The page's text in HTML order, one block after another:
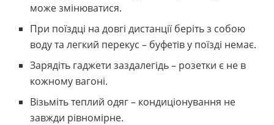
може змінюватися.
При поїздці на довгі дистанції беріть з собою
воду та легкий перекус – буфетів у поїзді немає.
Зарядіть гаджети заздалегідь – розетки є не в
кожному вагоні.
Візьміть теплий одяг – кондиціонування не
завжди рівномірне.